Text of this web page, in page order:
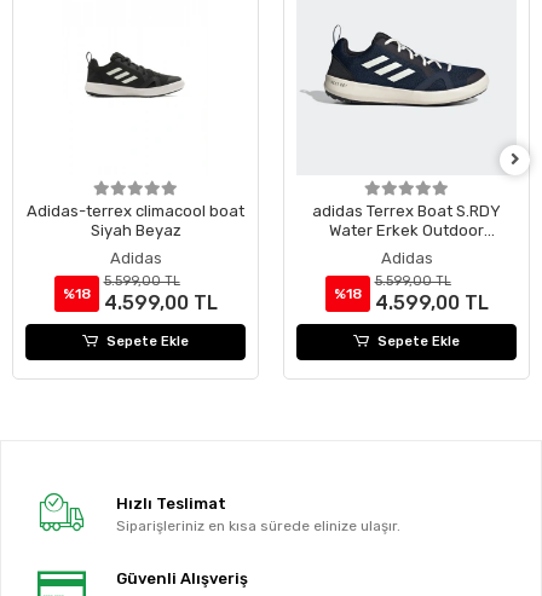
Adidas-terrex climacool boat
Siyah Beyaz
Adidas
%18
5.599,00 TL
4.599,00 TL
Sepete Ekle
adidas Terrex Boat S.RDY
Water Erkek Outdoor
Ayakkabı
Adidas
%18
5.599,00 TL
4.599,00 TL
Sepete Ekle
Hızlı Teslimat
Siparişleriniz en kısa sürede elinize ulaşır.
Güvenli Alışveriş